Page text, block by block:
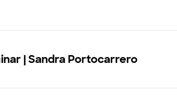
| Sandra Portocarrero